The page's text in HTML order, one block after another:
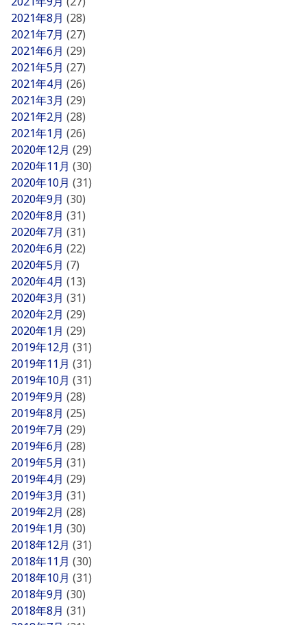
2021年8月 (28)
2021年7月 (27)
2021年6月 (29)
2021年5月 (27)
2021年4月 (26)
2021年3月 (29)
2021年2月 (28)
2021年1月 (26)
2020年12月 (29)
2020年11月 (30)
2020年10月 (31)
2020年9月 (30)
2020年8月 (31)
2020年7月 (31)
2020年6月 (22)
2020年5月 (7)
2020年4月 (13)
2020年3月 (31)
2020年2月 (29)
2020年1月 (29)
2019年12月 (31)
2019年11月 (31)
2019年10月 (31)
2019年9月 (28)
2019年8月 (25)
2019年7月 (29)
2019年6月 (28)
2019年5月 (31)
2019年4月 (29)
2019年3月 (31)
2019年2月 (28)
2019年1月 (30)
2018年12月 (31)
2018年11月 (30)
2018年10月 (31)
2018年9月 (30)
2018年8月 (31)